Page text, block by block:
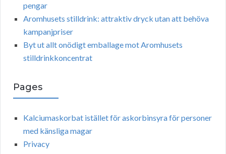
pengar
Aromhusets stilldrink: attraktiv dryck utan att behöva
kampanjpriser
Byt ut allt onödigt emballage mot Aromhusets
stilldrinkkoncentrat
Pages
Kalciumaskorbat istället för askorbinsyra för personer
med känsliga magar
Privacy